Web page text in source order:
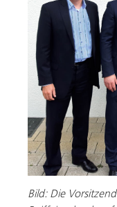
Bild: Die